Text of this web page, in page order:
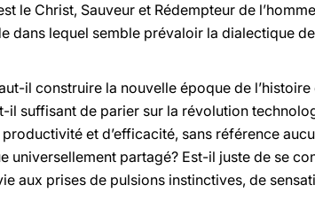
le Christ, Sauveur et Rédempteur de
dans lequel semble prévaloir la dialectique de
il construire la nouvelle époque de l’histoire
suffisant de parier sur la révolution
et d’efficacité, sans référence
universellement partagé? Est-il juste de se
aux prises de pulsions instinctives, de